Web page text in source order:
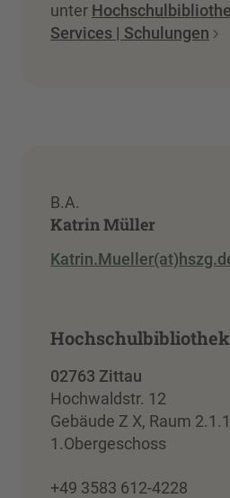
unter
Services | Schulungen
B.A.
Katrin Müller
Hochschulbibliothek
02763 Zittau
Hochwaldstr. 12
Gebäude Z X, Raum
1.Obergeschoss
+49 3583 612-4228